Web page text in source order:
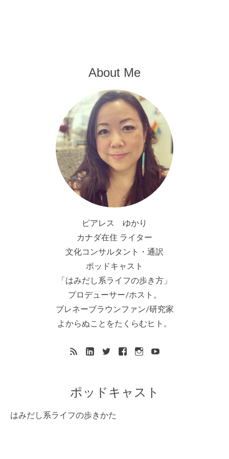
About Me
ピアレス ゆかり
カナダ在住 ライター
文化コンサルタント・通訳
ポッドキャスト
「はみだし系ライフの歩き方」
プロデューサー/ホスト。
ブレネーブラウンファン/研究家
よからぬことをたくらむヒト。
ポッドキャスト
はみだし系ライフの歩きかた